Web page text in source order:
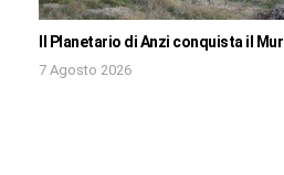
Il Planetario di Anzi conquista il Mur
7 Agosto 2026